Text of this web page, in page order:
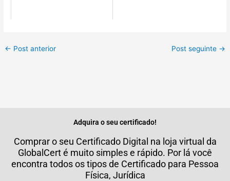
← Post anterior Post seguinte →
Adquira o seu certificado!
Comprar o seu Certificado Digital na loja virtual da
GlobalCert é muito simples e rápido. Por lá você
encontra todos os tipos de Certificado para Pessoa
Física, Jurídica